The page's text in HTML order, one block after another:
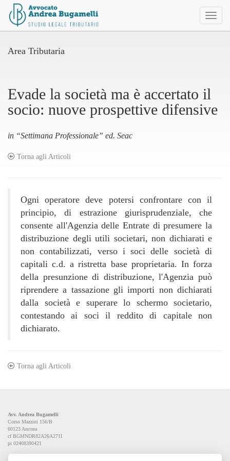
Toggle
Area Tributaria
Evade la società ma è accertato il
socio: nuove prospettive difensive
in “Settimana Professionale” ed. Seac
Torna agli Articoli
Ogni operatore deve potersi confrontare con il
principio, di estrazione giurisprudenziale, che
consente all'Agenzia delle Entrate di presumere la
distribuzione degli utili societari, non dichiarati e
non contabilizzati, verso i soci delle società di
capitali c.d. a ristretta base proprietaria. In forza
della presunzione di distribuzione, l'Agenzia può
riprendere a tassazione gli importi non dichiarati
dalla società e superare lo schermo societario,
contestando ai soci il reddito di capitale non
dichiarato.
Torna agli Articoli
Avv. Andrea Bugamelli
Corso Mazzini 156/B
60123 Ancona
cf BGMNDR82A26A271I
pi 02408390421